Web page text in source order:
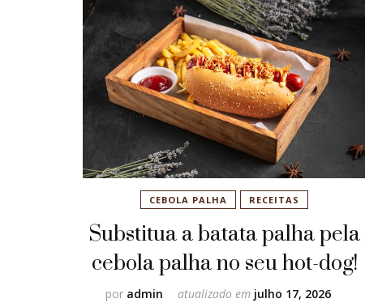
CEBOLA PALHA RECEITAS
Substitua a batata palha pela
cebola palha no seu hot-dog!
por admin atualizado em julho 17, 2026